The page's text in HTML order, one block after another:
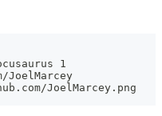
1
JoelMarcey
JoelMarcey.png